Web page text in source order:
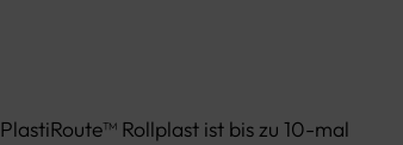
PlastiRoute™ Rollplast ist bis zu 10-mal